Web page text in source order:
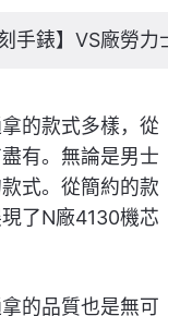
手錶】VS廠勞力
的款式多樣，從
有。無論是男士
式。從簡約的款
了N廠4130機芯
的品質也是無可